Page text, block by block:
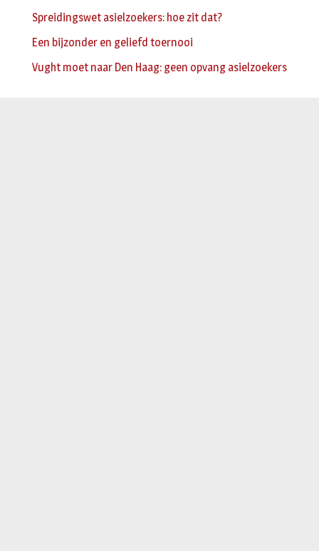
Spreidingswet asielzoekers: hoe zit dat?
Een bijzonder en geliefd toernooi
Vught moet naar Den Haag: geen opvang asielzoekers